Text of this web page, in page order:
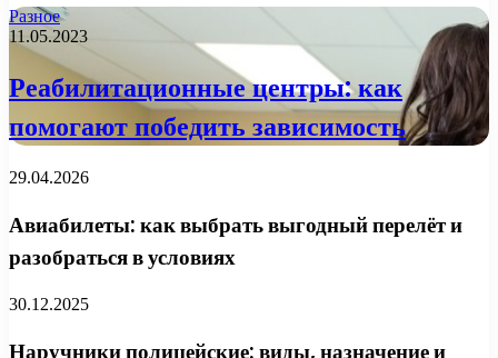
Разное
11.05.2023
Реабилитационные центры: как
помогают победить зависимость
29.04.2026
Авиабилеты: как выбрать выгодный перелёт и
разобраться в условиях
30.12.2025
Наручники полицейские: виды, назначение и